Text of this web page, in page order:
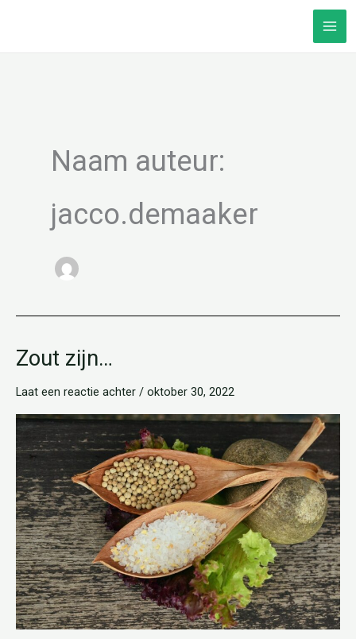
Naam auteur:
jacco.demaaker
Zout zijn…
Laat een reactie achter / oktober 30, 2022
Zout